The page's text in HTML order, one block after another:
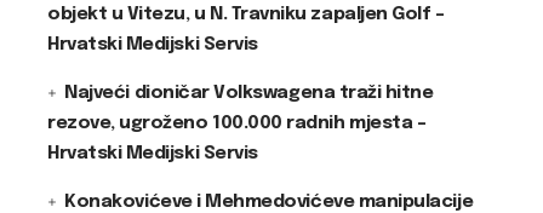
objekt u Vitezu, u N. Travniku zapaljen Golf –
Hrvatski Medijski Servis
Najveći dioničar Volkswagena traži hitne
rezove, ugroženo 100.000 radnih mjesta –
Hrvatski Medijski Servis
Konakovićeve i Mehmedovićeve manipulacije